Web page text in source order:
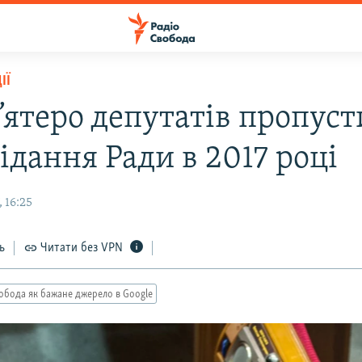
депутатів
Ради в 2017 році
16:25
Читати без VPN
як бажане джерело в Google